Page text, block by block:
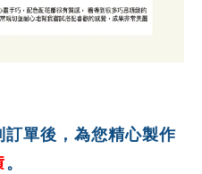
單後，為您精心製作
。